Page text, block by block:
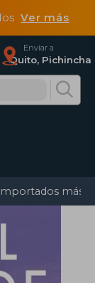
Ver más
Enviar a
Quito, Pichincha
más